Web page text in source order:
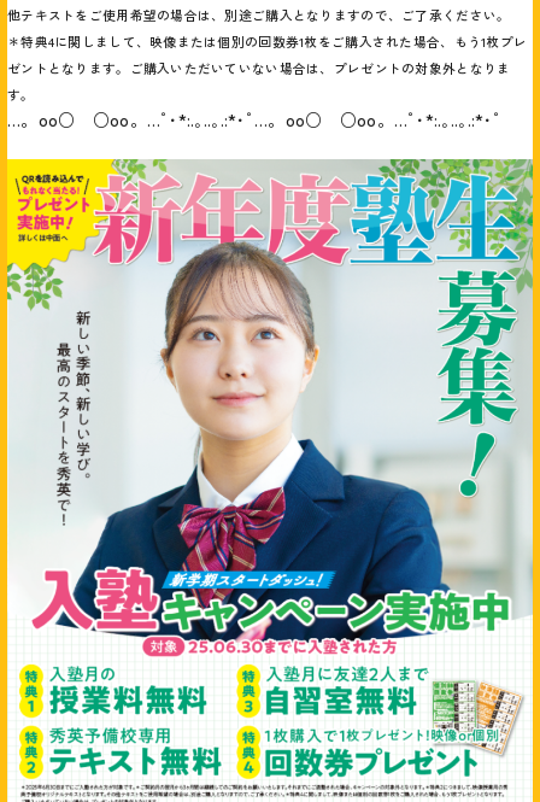
他テキストをご使用希望の場合は、別途ご購入となりますので、ご了承ください。
＊特典4に関しまして、映像または個別の回数券1枚をご購入された場合、もう1枚プレ
ゼントとなります。ご購入いただいていない場合は、プレゼントの対象外となりま
す。
…。oо○ ○оo。…ﾟ･*:.｡..｡.:*･ﾟ…。oо○ ○оo。…ﾟ･*:.｡..｡.:*･ﾟ